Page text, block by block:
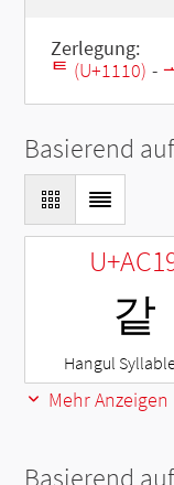
Zerlegung:
ᄐ (U+1110) -
Basierend
같
Hangul
Mehr Anzeigen
Basierend